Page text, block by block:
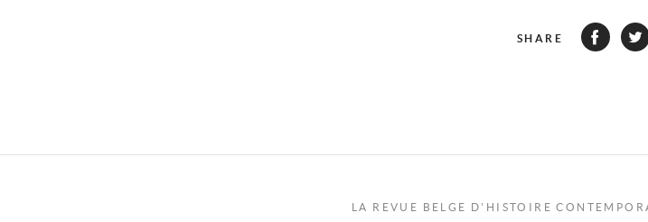
SHARE
LA REVUE BELGE D'HISTOIRE